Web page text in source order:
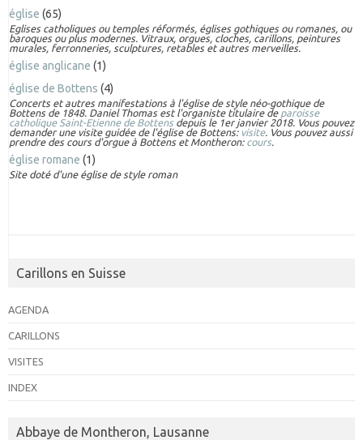
église (65)
Eglises catholiques ou temples réformés, églises gothiques ou romanes, ou
baroques ou plus modernes. Vitraux, orgues, cloches, carillons, peintures
murales, ferronneries, sculptures, retables et autres merveilles.
église anglicane (1)
église de Bottens (4)
Concerts et autres manifestations à l'église de style néo-gothique de
Bottens de 1848. Daniel Thomas est l'organiste titulaire de paroisse
catholique Saint-Etienne de Bottens depuis le 1er janvier 2018. Vous pouvez
demander une visite guidée de l'église de Bottens: visite. Vous pouvez aussi
prendre des cours d'orgue à Bottens et Montheron: cours.
église romane (1)
Site doté d'une église de style roman
Carillons en Suisse
AGENDA
CARILLONS
VISITES
INDEX
Abbaye de Montheron, Lausanne